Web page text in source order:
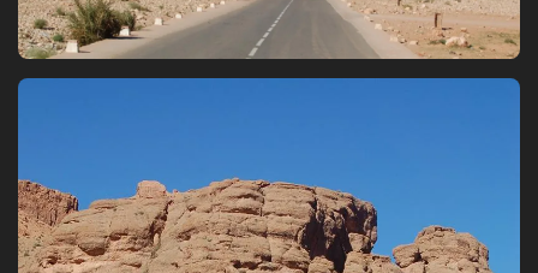
Bild